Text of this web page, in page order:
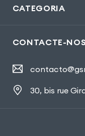
CATEGORIA
CONTACTE-NOS
30, bis rue